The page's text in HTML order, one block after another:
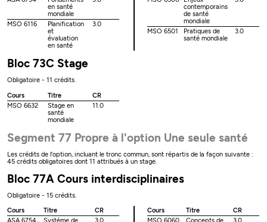
en santé
mondiale
MSO 6116
Planification
et
évaluation
en santé
3.0
contemporains
de santé
mondiale
MSO 6501
Pratiques de
santé mondiale
3.0
Bloc 73C Stage
Obligatoire - 11 crédits.
Cours
Titre
CR
MSO 6632
Stage en
santé
mondiale
11.0
Segment 77 Propre à l'option Une seule santé
Les crédits de l'option, incluant le tronc commun, sont répartis de la façon suivante :
45 crédits obligatoires dont 11 attribués à un stage.
Bloc 77A Cours interdisciplinaires
Obligatoire - 15 crédits.
Cours
Titre
CR
Cours Titre
CR